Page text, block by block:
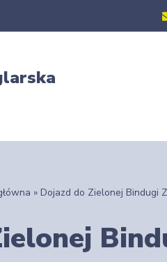
» Dojazd do Zielonej Bindugi